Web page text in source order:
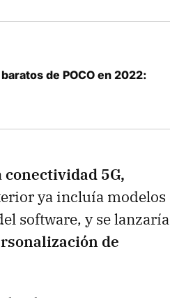
de POCO en 2022:
conectividad 5G,
ya incluía modelos
software, y se lanzaría
de